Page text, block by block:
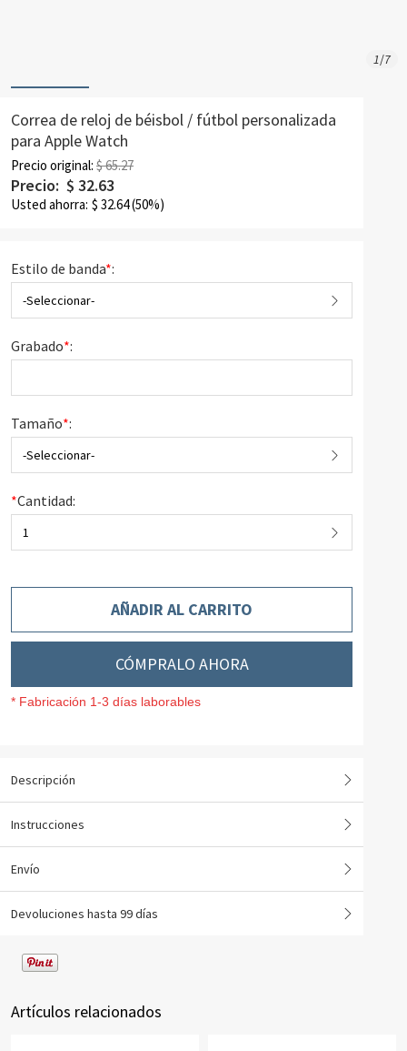
1/7
Correa de reloj de béisbol / fútbol personalizada
para Apple Watch
Precio original: $ 65.27
Precio: $ 32.63
Usted ahorra: $ 32.64(50%)
Estilo de banda*:
-Seleccionar-
Grabado*:
Tamaño*:
-Seleccionar-
*Cantidad:
1
AÑADIR AL CARRITO
CÓMPRALO AHORA
* Fabricación 1-3 días laborables
Descripción
Instrucciones
Envío
Devoluciones hasta 99 días
Artículos relacionados